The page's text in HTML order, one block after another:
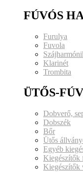
FÚVÓS
Furulya
Fuvola
Klarinét
Trombita
ÜTŐS-
Dobverő,
Dobszék
Bőr
Ütős
Egyéb
Kiegészítők
Kiegészítők